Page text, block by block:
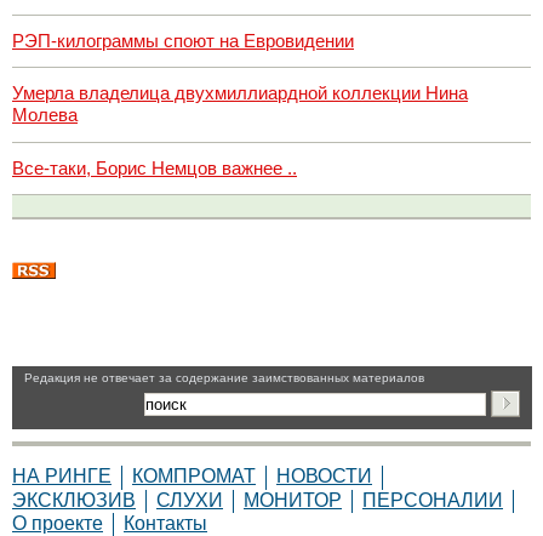
РЭП-килограммы споют на Евровидении
Умерла владелица двухмиллиардной коллекции Нина
Молева
Все-таки, Борис Немцов важнее ..
Pедакция не отвечает за содержание заимствованных материалов
НА РИНГЕ КОМПРОМАТ
НОВОСТИ
ЭКСКЛЮЗИВ
СЛУХИ МОНИТОР
ПЕРСОНАЛИИ
О проекте
Контакты